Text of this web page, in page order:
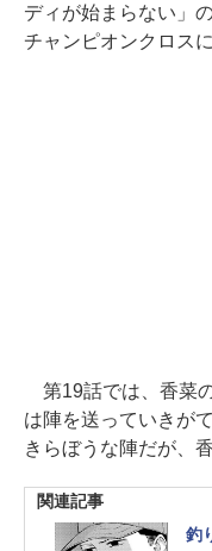
ディが始まらない」
チャンピオンクロス
第19話では、香菜
は陣を送っていきが
きらぼうな陣だが、
関連記事
釣